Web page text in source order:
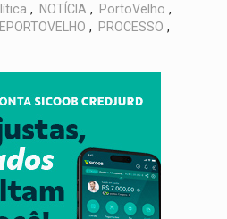
, NOTÍCIA , PortoVelho ,
, PROCESSO ,